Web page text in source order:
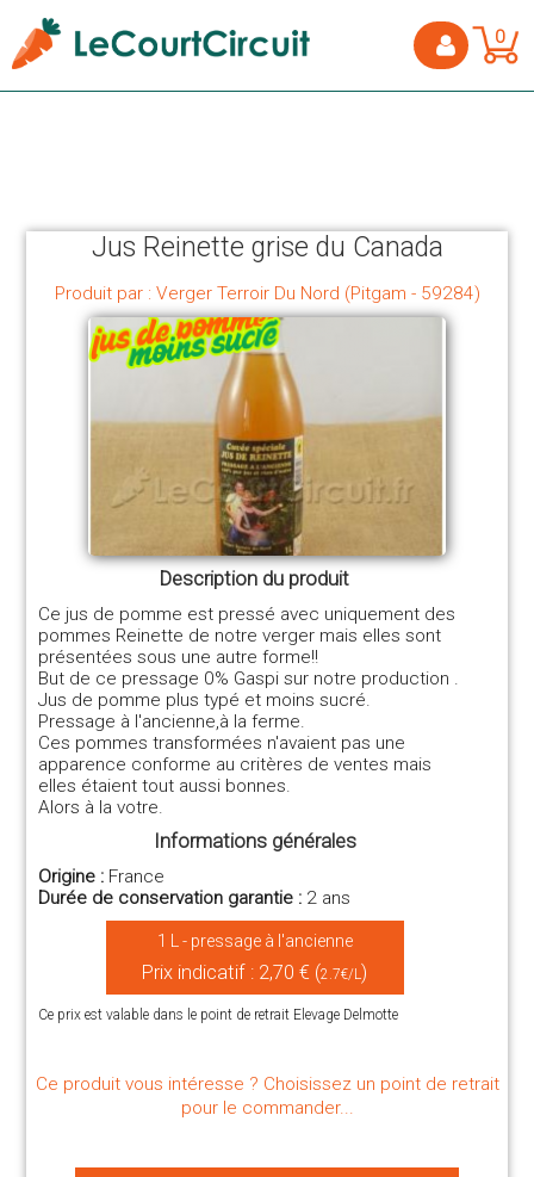
0
Jus Reinette grise du Canada
Produit par : Verger Terroir Du Nord (Pitgam - 59284)
Description du produit
Ce jus de pomme est pressé avec uniquement des
pommes Reinette de notre verger mais elles sont
présentées sous une autre forme!!
But de ce pressage 0% Gaspi sur notre production .
Jus de pomme plus typé et moins sucré.
Pressage à l'ancienne,à la ferme.
Ces pommes transformées n'avaient pas une
apparence conforme au critères de ventes mais
elles étaient tout aussi bonnes.
Alors à la votre.
Informations générales
Origine : France
Durée de conservation garantie : 2 ans
1 L - pressage à l'ancienne
Prix indicatif : 2,70 € (2.7€/L)
Ce prix est valable dans le point de retrait Elevage Delmotte
Ce produit vous intéresse ? Choisissez un point de retrait
pour le commander...